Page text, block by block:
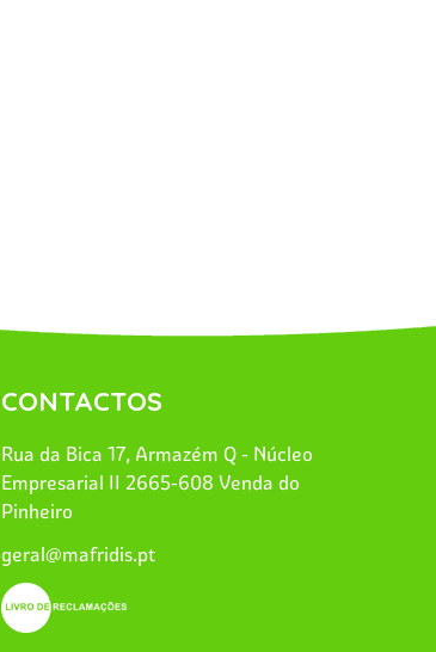
CONTACTOS
Rua da Bica 17, Armazém Q - Núcleo
Empresarial II 2665-608 Venda do
Pinheiro
geral@mafridis.pt